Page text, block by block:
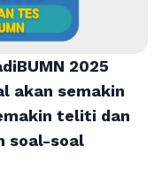
2025
akan semakin
teliti dan
soal-soal